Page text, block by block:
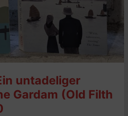
untadeliger
Gardam (Old Filth